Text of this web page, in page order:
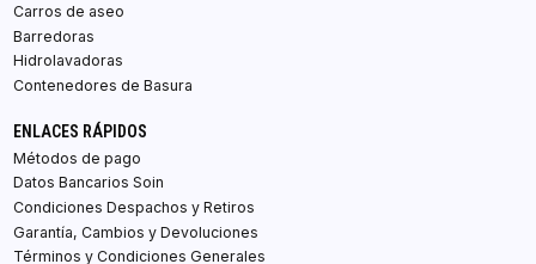
Carros de aseo
Barredoras
Hidrolavadoras
Contenedores de Basura
ENLACES RÁPIDOS
Métodos de pago
Datos Bancarios Soin
Condiciones Despachos y Retiros
Garantía, Cambios y Devoluciones
Términos y Condiciones Generales